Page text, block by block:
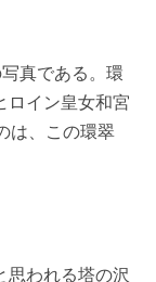
真である。環
ロイン皇女和宮
は、この環翠
思われる塔の沢